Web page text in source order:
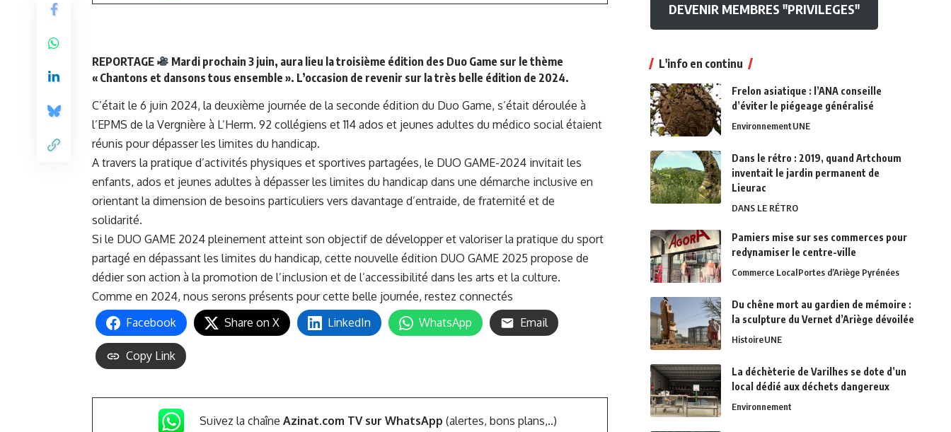
REPORTAGE
Mardi prochain 3 juin, aura lieu la troisième édition des Duo Game sur le thème
« Chantons et dansons tous ensemble ». L’occasion de revenir sur la très belle édition de 2024.
C’était le 6 juin 2024, la deuxième journée de la seconde édition du Duo Game, s’était déroulée à
l’EPMS de la Vergnière à L’Herm. 92 collégiens et 114 ados et jeunes adultes du médico social étaient
réunis pour dépasser les limites du handicap.
A travers la pratique d’activités physiques et sportives partagées, le DUO GAME-2024 invitait les
enfants, ados et jeunes adultes à dépasser les limites du handicap dans une démarche inclusive en
orientant la dimension de besoins particuliers vers davantage d’entraide, de fraternité et de
solidarité.
Si le DUO GAME 2024 pleinement atteint son objectif de développer et valoriser la pratique du sport
partagé en dépassant les limites du handicap, cette nouvelle édition DUO GAME 2025 propose de
dédier son action à la promotion de l’inclusion et de l’accessibilité dans les arts et la culture.
Comme en 2024, nous serons présents pour cette belle journée, restez connectés
Facebook
Share on X LinkedIn WhatsApp Email
Copy Link
Suivez la chaîne Azinat.com TV sur WhatsApp (alertes, bons plans,..)
DEVENIR MEMBRES "PRIVILEGES"
L'info en continu
Frelon asiatique : l’ANA conseille
d’éviter le piégeage généralisé
EnvironnementUNE
Dans le rétro : 2019, quand Artchoum
inventait le jardin permanent de
Lieurac
DANS LE RÉTRO
Pamiers mise sur ses commerces pour
redynamiser le centre-ville
Commerce LocalPortes d’Ariège Pyrénées
Du chêne mort au gardien de mémoire :
la sculpture du Vernet d’Ariège dévoilée
HistoireUNE
La déchèterie de Varilhes se dote d’un
local dédié aux déchets dangereux
Environnement